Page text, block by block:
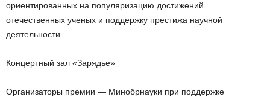
ориентированных на популяризацию достижений
отечественных ученых и поддержку престижа научной
деятельности.
Концертный зал «Зарядье»
Организаторы премии — Минобрнауки при поддержке